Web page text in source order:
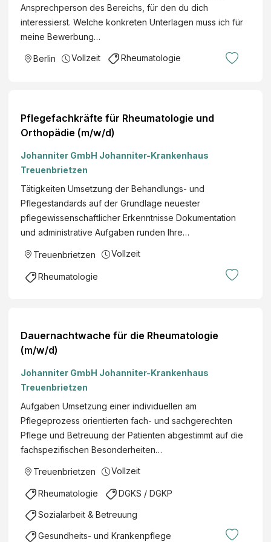
Ansprechperson des Bereichs, für den du dich
interessierst. Welche konkreten Unterlagen muss ich für
meine Bewerbung…
Berlin Vollzeit Rheumatologie
Pflegefachkräfte für Rheumatologie und
Orthopädie (m/w/d)
Johanniter GmbH Johanniter-Krankenhaus
Treuenbrietzen
Tätigkeiten Umsetzung der Behandlungs- und
Pflegestandards auf der Grundlage neuester
pflegewissenschaftlicher Erkenntnisse Dokumentation
und administrative Aufgaben runden Ihre…
Treuenbrietzen Vollzeit
Rheumatologie
Dauernachtwache für die Rheumatologie
(m/w/d)
Johanniter GmbH Johanniter-Krankenhaus
Treuenbrietzen
Aufgaben Umsetzung einer individuellen am
Pflegeprozess orientierten fach- und sachgerechten
Pflege und Betreuung der Patienten abgestimmt auf die
fachspezifischen Besonderheiten…
Treuenbrietzen Vollzeit
Rheumatologie DGKS / DGKP
Sozialarbeit & Betreuung
Gesundheits- und Krankenpflege